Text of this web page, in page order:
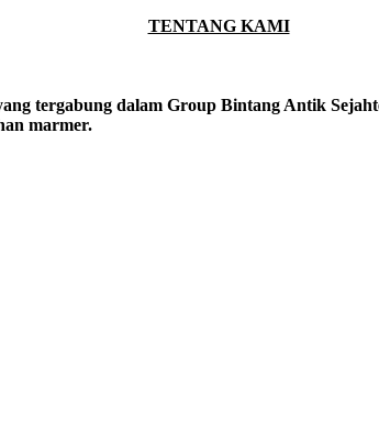
TENTANG KAMI
tergabung dalam Group Bintang Antik
marmer.